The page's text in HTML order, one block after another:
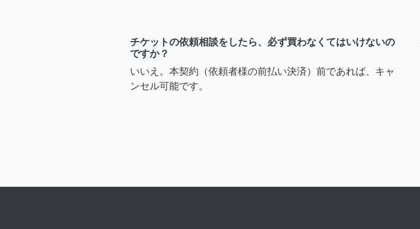
チケットの依頼相談をしたら、必ず買わなくてはいけないの
ですか？
いいえ。本契約（依頼者様の前払い決済）前であれば、キャ
ンセル可能です。